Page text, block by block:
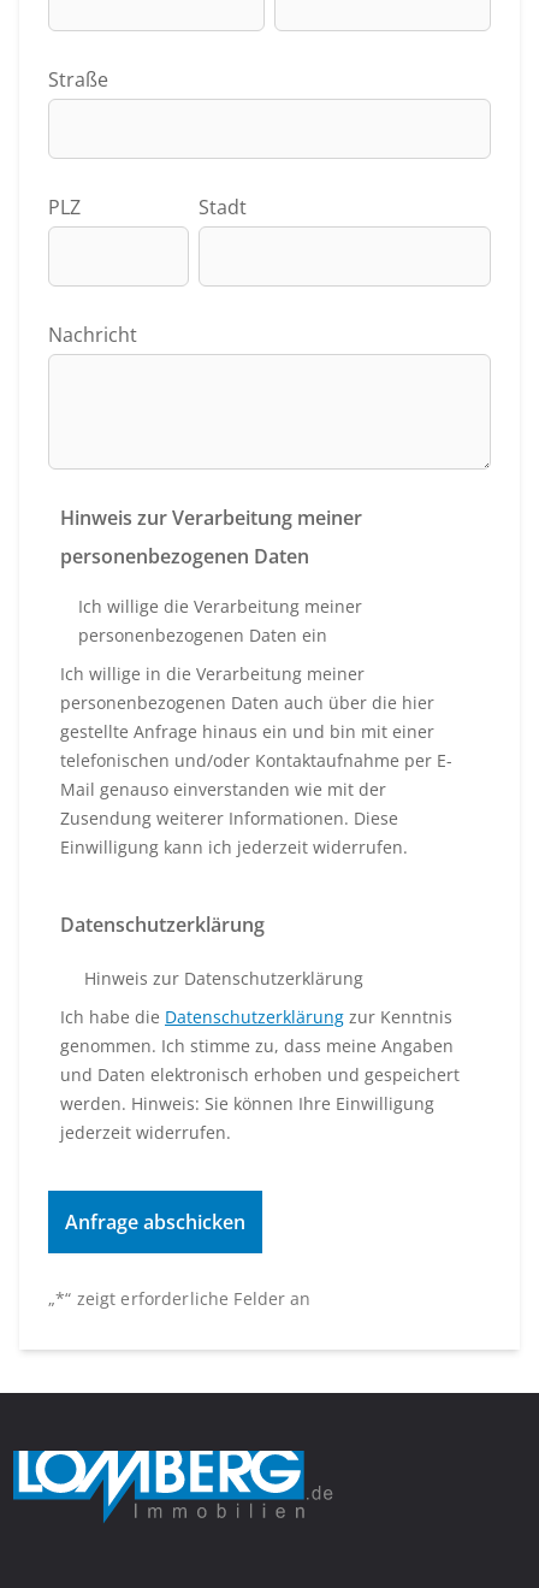
„*“ zeigt erforderliche Felder an
Straße
PLZ Stadt
Nachricht
Hinweis zur Verarbeitung meiner
personenbezogenen Daten
Ich willige die Verarbeitung meiner
personenbezogenen Daten ein
Ich willige in die Verarbeitung meiner
personenbezogenen Daten auch über die hier
gestellte Anfrage hinaus ein und bin mit einer
telefonischen und/oder Kontaktaufnahme per E-
Mail genauso einverstanden wie mit der
Zusendung weiterer Informationen. Diese
Einwilligung kann ich jederzeit widerrufen.
Datenschutzerklärung
Hinweis zur Datenschutzerklärung
Ich habe die Datenschutzerklärung zur Kenntnis
genommen. Ich stimme zu, dass meine Angaben
und Daten elektronisch erhoben und gespeichert
werden. Hinweis: Sie können Ihre Einwilligung
jederzeit widerrufen.